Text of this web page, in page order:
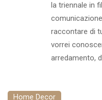
la triennale in
raccontare di
vorrei
arredamento,
Home Decor